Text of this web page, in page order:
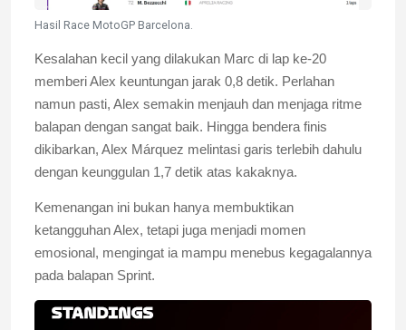
Hasil Race MotoGP Barcelona.
Kesalahan kecil yang dilakukan Marc di lap ke-20
memberi Alex keuntungan jarak 0,8 detik. Perlahan
namun pasti, Alex semakin menjauh dan menjaga ritme
balapan dengan sangat baik. Hingga bendera finis
dikibarkan, Alex Márquez melintasi garis terlebih dahulu
dengan keunggulan 1,7 detik atas kakaknya.
Kemenangan ini bukan hanya membuktikan
ketangguhan Alex, tetapi juga menjadi momen
emosional, mengingat ia mampu menebus kegagalannya
pada balapan Sprint.